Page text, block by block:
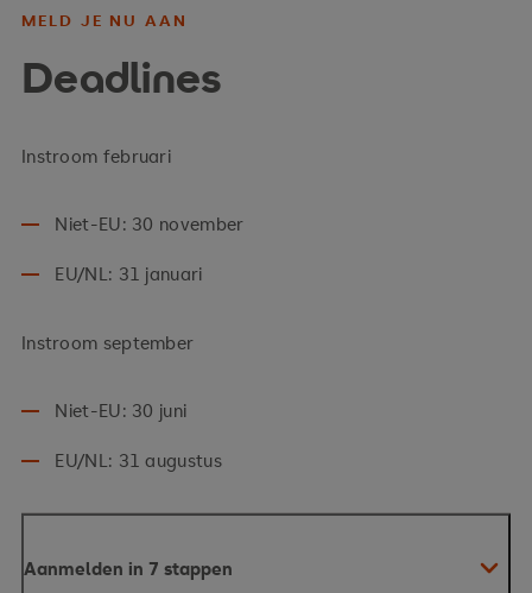
MELD JE NU AAN
Deadlines
Instroom februari
Niet-EU: 30 november
EU/NL: 31 januari
Instroom september
Niet-EU: 30 juni
EU/NL: 31 augustus
Aanmelden in 7 stappen